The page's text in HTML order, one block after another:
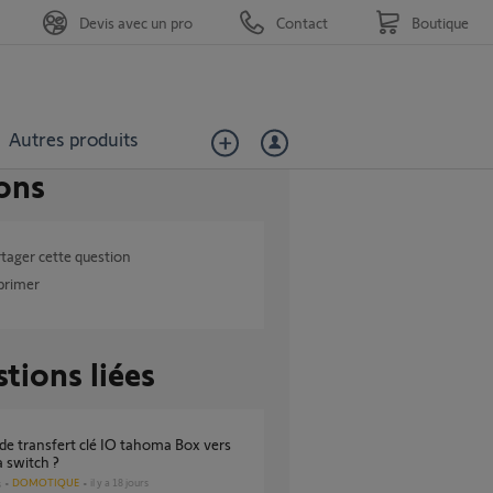
Autres produits
Devis avec un pro Contact Boutique
cette question
liées
switch ?
DOMOTIQUE il y a 18 jours